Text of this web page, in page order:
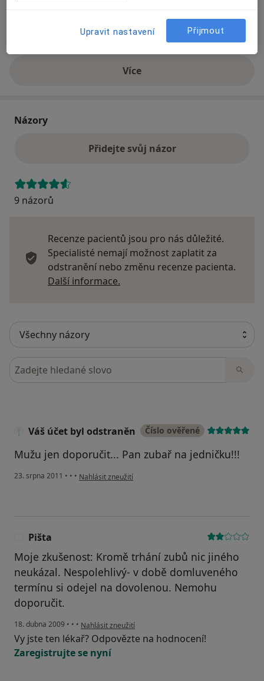
Na teto adrese lékař přijímá pacienty na pojišťovnu
Víceo adrese
Názory
Přidejte svůj názor
9 názorů
Recenze pacientů jsou pro nás důležité.
Specialisté nemají možnost zaplatit za
odstranění nebo změnu recenze pacienta.
Další informace.
Hledejte v názorech
Váš účet byl odstraněn Číslo ověřené
Mužu jen doporučit... Pan zubař na jedničku!!!
23. srpna 2011 • • • podle názoru uživatele Váš účet byl odstraněn
Nahlásit zneužití
Pišta
Moje zkušenost: Kromě trhání zubů nic jiného
neukázal. Nespolehlivý- v době domluveného
termínu si odejel na dovolenou. Nemohu
doporučit.
18. dubna 2009 • • • podle názoru uživatele Pišta
Nahlásit zneužití
Vy jste ten lékař? Odpovězte na hodnocení!
Zaregistrujte se nyní
Upravit nastavení Přijmout